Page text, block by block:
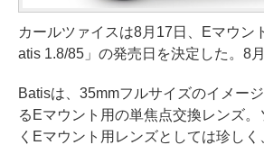
カールツァイスは8月17日、Eマウン
atis 1.8/85」の発売日を決定した。8
Batisは、35mmフルサイズのイメー
るEマウント用の単焦点交換レンズ
くEマウント用レンズとしては珍し